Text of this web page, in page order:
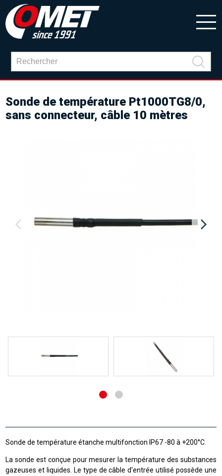
Sonde de température Pt1000TG8/0,
sans connecteur, câble 10 mètres
Sonde de température étanche multifonction IP67 -80 à +200°C.
La sonde est conçue pour mesurer la température des substances
gazeuses et liquides. Le type de câble d'entrée utilisé possède une